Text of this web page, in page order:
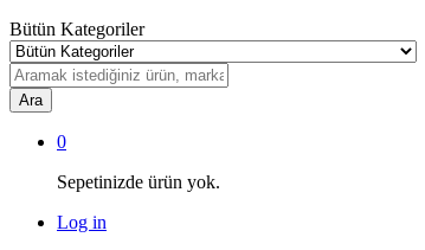
Bütün Kategoriler
Ara
0
Sepetinizde ürün yok.
Log in